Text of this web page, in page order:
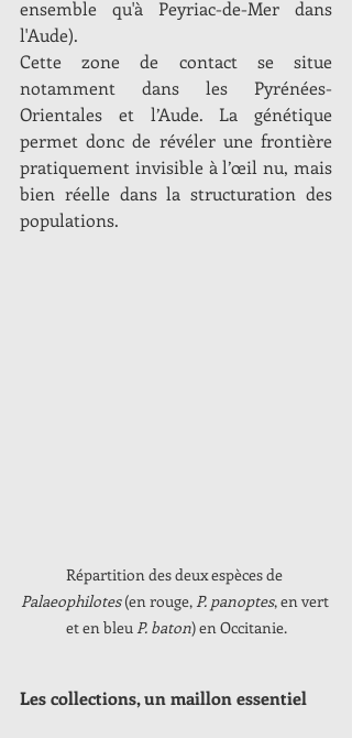
ensemble qu'à Peyriac-de-Mer dans
l'Aude).
Cette zone de contact se situe
notamment dans les Pyrénées-
Orientales et l’Aude. La génétique
permet donc de révéler une frontière
pratiquement invisible à l’œil nu, mais
bien réelle dans la structuration des
populations.
Répartition des deux espèces de
Palaeophilotes (en rouge, P. panoptes, en vert
et en bleu P. baton) en Occitanie.
Les collections, un maillon essentiel